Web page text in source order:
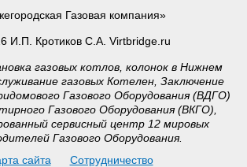
Газовая компания»
И.П. Кротиков С.А. Virtbridge.ru
газовых котлов, колонок в Нижнем
газовых Котелен, Заключение
Газового Оборудования (ВДГО)
Газового Оборудования (ВКГО),
сервисный центр 12 мировых
Газового Оборудования.
сайта
Сотрудничество